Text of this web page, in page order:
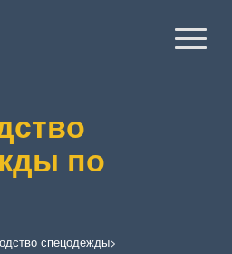
по
спецодежды>